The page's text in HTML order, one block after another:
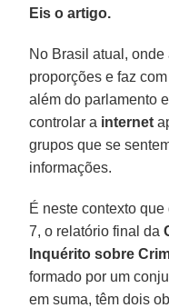
Eis o artigo.
No Brasil atual,
proporções e faz
além do parlamento
controlar a internet
grupos que se
informações.
É neste contexto
7, o relatório final da
Inquérito sobre
formado por um
em suma, têm dois